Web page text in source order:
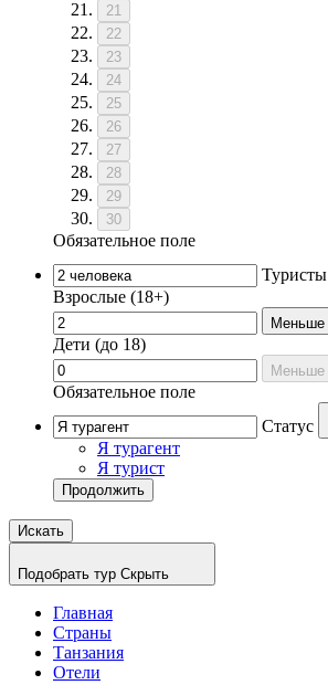
21
22
23
24
25
26
27
28
29
30
Обязательное поле
Туристы
Взрослые (18+)
Меньше
Дети (до 18)
Меньше
Обязательное поле
Статус
Я турагент
Я турист
Продолжить
Искать
Подобрать тур Скрыть
Главная
Страны
Танзания
Отели